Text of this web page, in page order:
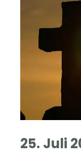
25. Juli